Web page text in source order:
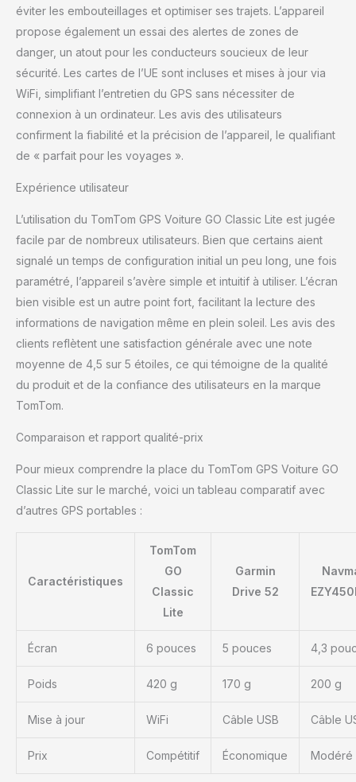
virage ou une alerte
grâce à un écran clair et
zones de danger inclus
le premier mois,
respectez les limitations
de vitesse grâce à des
voyager en toute
sécurité ; après le
Mises à jour via Wi-Fi,
aucun ordinateur
nécessaire; installez des
mises à jour
cartographiques et
logicielles directement
depuis votre GPS
TomTom GO Classic Lite
grâce à la connectivité
Wi-Fi intégrée.
Fonctionnalités
fonctionnalités TomTom
barre de parcours ,
l'interface conviviale et le
performantes dans le
nouveau GPS GO Classic
Lite amélioré. Contenu du
coffret, GPS, câble USB-
C, Fixation réversible
d’installation, ne
comprend pas de
chargeur de voiture
éviter les embouteillages et optimiser ses trajets. L’appareil
propose également un essai des alertes de zones de
danger, un atout pour les conducteurs soucieux de leur
sécurité. Les cartes de l’UE sont incluses et mises à jour via
WiFi, simplifiant l’entretien du GPS sans nécessiter de
connexion à un ordinateur. Les avis des utilisateurs
confirment la fiabilité et la précision de l’appareil, le qualifiant
de « parfait pour les voyages ».
Expérience utilisateur
L’utilisation du TomTom GPS Voiture GO Classic Lite est jugée
facile par de nombreux utilisateurs. Bien que certains aient
signalé un temps de configuration initial un peu long, une fois
paramétré, l’appareil s’avère simple et intuitif à utiliser. L’écran
bien visible est un autre point fort, facilitant la lecture des
informations de navigation même en plein soleil. Les avis des
clients reflètent une satisfaction générale avec une note
moyenne de 4,5 sur 5 étoiles, ce qui témoigne de la qualité
du produit et de la confiance des utilisateurs en la marque
TomTom.
Comparaison et rapport qualité-prix
Pour mieux comprendre la place du TomTom GPS Voiture GO
Classic Lite sur le marché, voici un tableau comparatif avec
d’autres GPS portables :
Caractéristiques
TomTom
GO
Classic
Lite
Garmin
Drive 52
Écran 6 pouces 5 pouces 4,3
Poids 420 g 170 g 200 g
Mise à jour WiFi Câble USB Câble
Prix Compétitif Économique Modéré